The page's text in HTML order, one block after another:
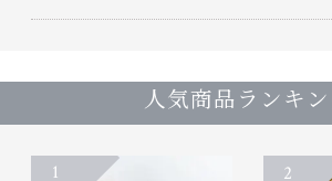
人気商品ランキ
1 2